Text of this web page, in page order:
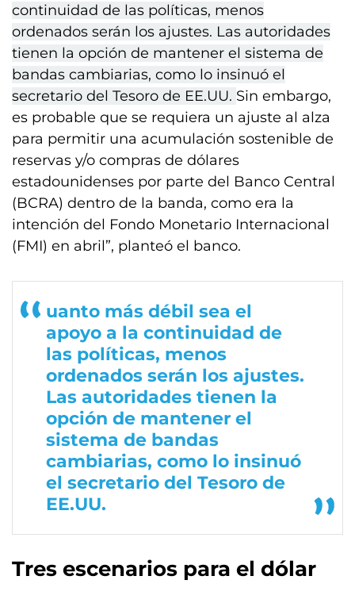
continuidad de las políticas, menos
ordenados serán los ajustes. Las autoridades
tienen la opción de mantener el sistema de
bandas cambiarias, como lo insinuó el
secretario del Tesoro de EE.UU. Sin embargo,
es probable que se requiera un ajuste al alza
para permitir una acumulación sostenible de
reservas y/o compras de dólares
estadounidenses por parte del Banco Central
(BCRA) dentro de la banda, como era la
intención del Fondo Monetario Internacional
(FMI) en abril”, planteó el banco.
uanto más débil sea el
apoyo a la continuidad de
las políticas, menos
ordenados serán los ajustes.
Las autoridades tienen la
opción de mantener el
sistema de bandas
cambiarias, como lo insinuó
el secretario del Tesoro de
EE.UU.
Tres escenarios para el dólar